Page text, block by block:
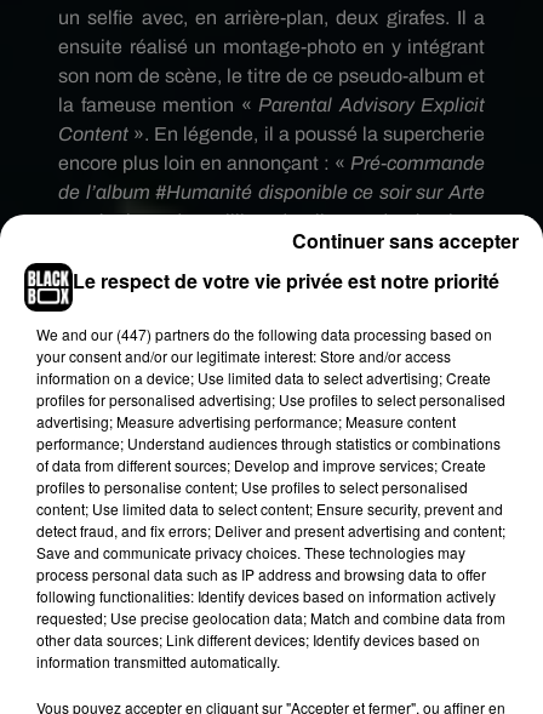
un selfie avec, en arrière-plan, deux girafes. Il a
ensuite réalisé un montage-photo en y intégrant
son nom de scène, le titre de ce pseudo-album et
la fameuse mention « Parental Advisory Explicit
Content ». En légende, il a poussé la supercherie
encore plus loin en annonçant : « Pré-commande
de l’album #Humanité disponible ce soir sur Arte
». Résultat : des milliers de Likes et de réactions
J’espère qu’il y a des bons feats
hein », s’est même exclamé le producteur Dany
Synthé.
Voir cette publication sur Instagram
Le respect de votre vie privée est notre priorité
We and our (447) partnersdo the following data processing based on
your consent and/or our legitimate interest: Store and/or access
information on a device; Use limited data to select advertising; Create
profiles for personalised advertising; Use profiles to select personalised
advertising; Measure advertising performance; Measure content
performance; Understand audiences through statistics or combinations
of data from different sources; Develop and improve services; Create
profiles to personalise content; Use profiles to select personalised
content; Use limited data to select content; Ensure security, prevent and
detect fraud, and fix errors; Deliver and present advertising and content;
Save and communicate privacy choices. These technologies may
process personal data such as IP address and browsing data to offer
following functionalities: Identify devices based on information actively
requested; Use precise geolocation data; Match and combine data from
other data sources; Link different devices; Identify devices based on
information transmitted automatically.
Vous pouvez accepter en cliquant sur "Accepter et fermer", ou affiner en
Continuer sans accepter